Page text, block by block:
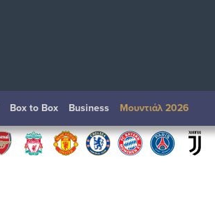
Box to Box Βusiness Μουντιάλ 2026